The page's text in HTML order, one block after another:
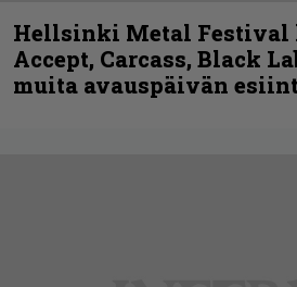
Hellsinki Metal Festival
Accept, Carcass, Black
muita avauspäivän